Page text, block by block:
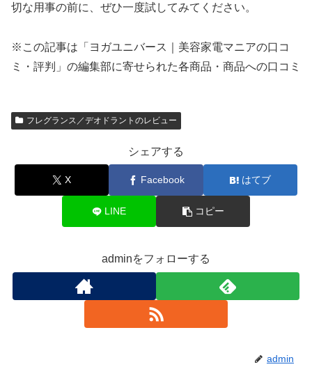
切な用事の前に、ぜひ一度試してみてください。
※この記事は「ヨガユニバース｜美容家電マニアの口コ
ミ・評判」の編集部に寄せられた各商品・商品への口コミ
フレグランス／デオドラントのレビュー
シェアする
X Facebook はてブ
LINE コピー
adminをフォローする
admin